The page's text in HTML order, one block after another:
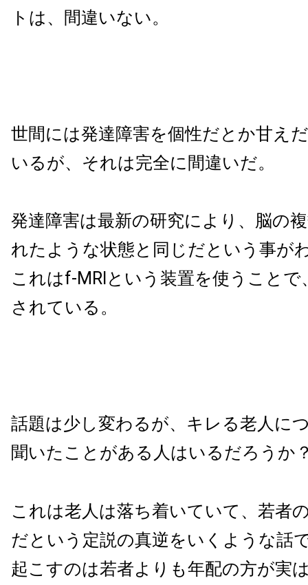
トは、間違いない。
世間には発達障害を個性だとか甘え
いるが、それは完全に間違いだ。
発達障害は最新の研究により、脳の
れたような状態と同じだという事が
これはf-MRIという装置を使うことで
されている。
話題は少し変わるが、キレる老人に
聞いたことがある人はいるだろうか
これは老人は落ち着いていて、若者
だという定説の真逆をいくような話
起こすのは若者よりも年配の方が実